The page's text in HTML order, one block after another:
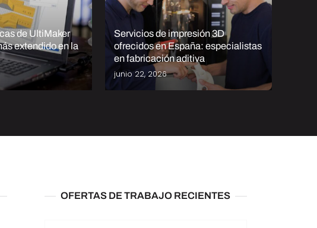
de UltiMaker
extendido en la
Servicios de impresión 3D
ofrecidos en España: especialistas
en fabricación aditiva
junio 22, 2026
OFERTAS DE TRABAJO RECIENTES